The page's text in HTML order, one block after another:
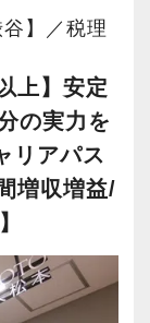
きます。
う気持ちを
なくて
が可能で
職務経験
！
】／税理
上】安定
の実力を
リアパス
増収増益/